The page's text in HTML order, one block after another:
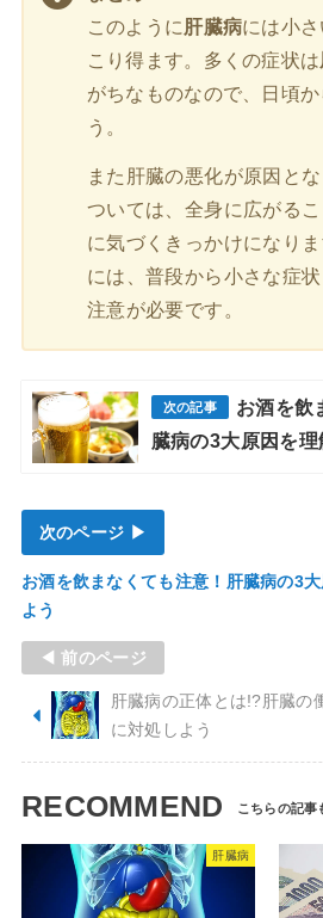
このように肝臓病には小
こり得ます。多くの症状は
がちなものなので、日頃
う。
また肝臓の悪化が原因と
ついては、全身に広がる
に気づくきっかけになり
には、普段から小さな症
注意が必要です。
お酒を飲
臓病の3大原因を理
次のページ ▶
お酒を飲まなくても注意！肝臓病の3
よう
◀ 前のページ
肝臓病の正体とは!?肝臓の
に対処しよう
RECOMMEND
肝臓病